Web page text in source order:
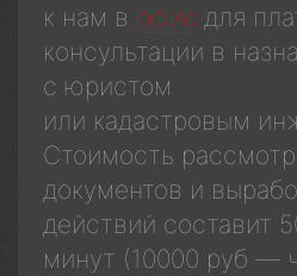
к нам в офис для
консультации в
с юристом
или кадастровым
Стоимость
документов и
действий составит
минут (10000 руб —